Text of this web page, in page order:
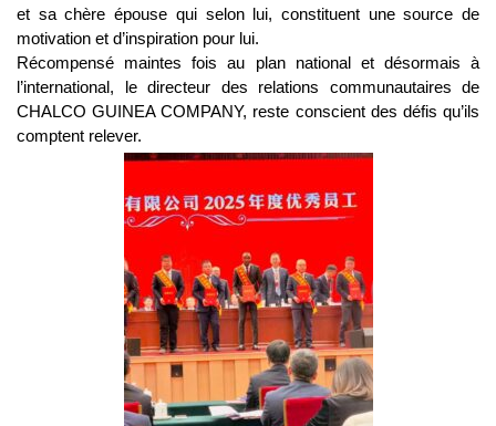
et sa chère épouse qui selon lui, constituent une source de
motivation et d’inspiration pour lui.
Récompensé maintes fois au plan national et désormais à
l’international, le directeur des relations communautaires de
CHALCO GUINEA COMPANY, reste conscient des défis qu’ils
comptent relever.